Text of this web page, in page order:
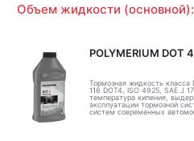
Объем жидкости
POLYMERIUM DOT
Тормозная жидкость класса
116 DOT4, ISO 4925, SAE J
температура кипения,
эксплуатации тормозной
систем современных